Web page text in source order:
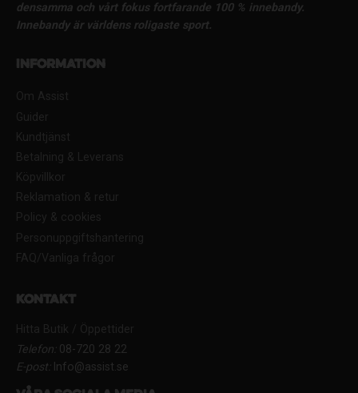
densamma och vårt fokus fortfarande 100 % innebandy.
Innebandy är världens roligaste sport.
Information
Om Assist
Guider
Kundtjänst
Betalning & Leverans
Köpvillkor
Reklamation & retur
Policy & cookies
Personuppgiftshantering
FAQ/Vanliga frågor
Kontakt
Hitta Butik / Öppettider
Telefon:08-720 28 22
E-post:Info@assist.se